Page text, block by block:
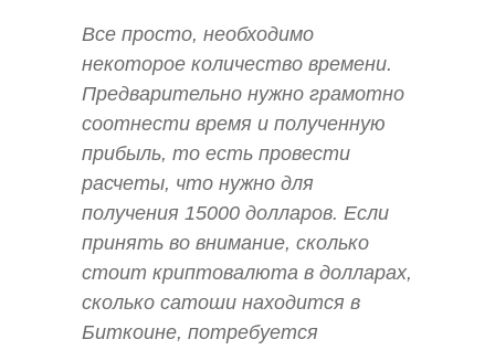
Все просто, необходимо
некоторое количество времени.
Предварительно нужно грамотно
соотнести время и полученную
прибыль, то есть провести
расчеты, что нужно для
получения 15000 долларов. Если
принять во внимание, сколько
стоит криптовалюта в долларах,
сколько сатоши находится в
Биткоине, потребуется